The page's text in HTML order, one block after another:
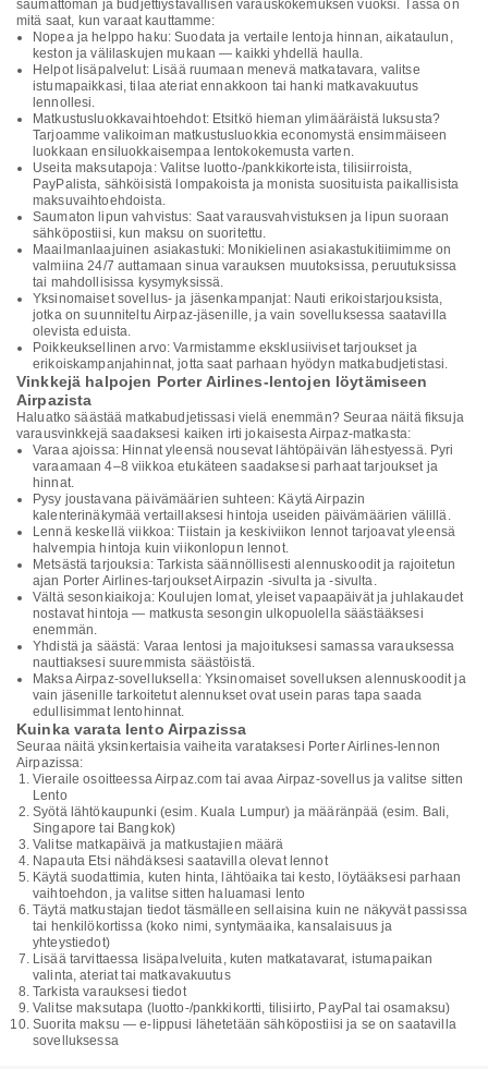
saumattoman ja budjettiystävällisen varauskokemuksen vuoksi. Tässä on
mitä saat, kun varaat kauttamme:
Nopea ja helppo haku: Suodata ja vertaile lentoja hinnan, aikataulun,
keston ja välilaskujen mukaan — kaikki yhdellä haulla.
Helpot lisäpalvelut: Lisää ruumaan menevä matkatavara, valitse
istumapaikkasi, tilaa ateriat ennakkoon tai hanki matkavakuutus
lennollesi.
Matkustusluokkavaihtoehdot: Etsitkö hieman ylimääräistä luksusta?
Tarjoamme valikoiman matkustusluokkia economystä ensimmäiseen
luokkaan ensiluokkaisempaa lentokokemusta varten.
Useita maksutapoja: Valitse luotto-/pankkikorteista, tilisiirroista,
PayPalista, sähköisistä lompakoista ja monista suosituista paikallisista
maksuvaihtoehdoista.
Saumaton lipun vahvistus: Saat varausvahvistuksen ja lipun suoraan
sähköpostiisi, kun maksu on suoritettu.
Maailmanlaajuinen asiakastuki: Monikielinen asiakastukitiimimme on
valmiina 24/7 auttamaan sinua varauksen muutoksissa, peruutuksissa
tai mahdollisissa kysymyksissä.
Yksinomaiset sovellus- ja jäsenkampanjat: Nauti erikoistarjouksista,
jotka on suunniteltu Airpaz-jäsenille, ja vain sovelluksessa saatavilla
olevista eduista.
Poikkeuksellinen arvo: Varmistamme eksklusiiviset tarjoukset ja
erikoiskampanjahinnat, jotta saat parhaan hyödyn matkabudjetistasi.
Vinkkejä halpojen Porter Airlines-lentojen löytämiseen
Airpazista
Haluatko säästää matkabudjetissasi vielä enemmän? Seuraa näitä fiksuja
varausvinkkejä saadaksesi kaiken irti jokaisesta Airpaz-matkasta:
Varaa ajoissa: Hinnat yleensä nousevat lähtöpäivän lähestyessä. Pyri
varaamaan 4–8 viikkoa etukäteen saadaksesi parhaat tarjoukset ja
hinnat.
Pysy joustavana päivämäärien suhteen: Käytä Airpazin
kalenterinäkymää vertaillaksesi hintoja useiden päivämäärien välillä.
Lennä keskellä viikkoa: Tiistain ja keskiviikon lennot tarjoavat yleensä
halvempia hintoja kuin viikonlopun lennot.
Metsästä tarjouksia: Tarkista säännöllisesti alennuskoodit ja rajoitetun
ajan Porter Airlines-tarjoukset Airpazin -sivulta ja -sivulta.
Vältä sesonkiaikoja: Koulujen lomat, yleiset vapaapäivät ja juhlakaudet
nostavat hintoja — matkusta sesongin ulkopuolella säästääksesi
enemmän.
Yhdistä ja säästä: Varaa lentosi ja majoituksesi samassa varauksessa
nauttiaksesi suuremmista säästöistä.
Maksa Airpaz-sovelluksella: Yksinomaiset sovelluksen alennuskoodit ja
vain jäsenille tarkoitetut alennukset ovat usein paras tapa saada
edullisimmat lentohinnat.
Kuinka varata lento Airpazissa
Seuraa näitä yksinkertaisia vaiheita varataksesi Porter Airlines-lennon
Airpazissa:
Vieraile osoitteessa Airpaz.com tai avaa Airpaz-sovellus ja valitse sitten
Lento
Syötä lähtökaupunki (esim. Kuala Lumpur) ja määränpää (esim. Bali,
Singapore tai Bangkok)
Valitse matkapäivä ja matkustajien määrä
Napauta Etsi nähdäksesi saatavilla olevat lennot
Käytä suodattimia, kuten hinta, lähtöaika tai kesto, löytääksesi parhaan
vaihtoehdon, ja valitse sitten haluamasi lento
Täytä matkustajan tiedot täsmälleen sellaisina kuin ne näkyvät passissa
tai henkilökortissa (koko nimi, syntymäaika, kansalaisuus ja
yhteystiedot)
Lisää tarvittaessa lisäpalveluita, kuten matkatavarat, istumapaikan
valinta, ateriat tai matkavakuutus
Tarkista varauksesi tiedot
Valitse maksutapa (luotto-/pankkikortti, tilisiirto, PayPal tai osamaksu)
Suorita maksu — e-lippusi lähetetään sähköpostiisi ja se on saatavilla
sovelluksessa